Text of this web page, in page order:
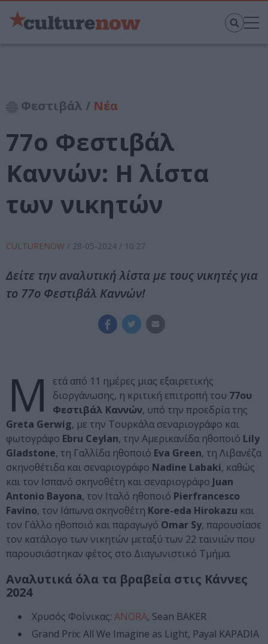
Φεστιβάλ / Νέα
77ο Φεστιβάλ
Καννών: Η λίστα
των νικητών
CULTURENOW / 28-05-2024 / 10:27
Δείτε την αναλυτική λίστα με τους νικητές για
το 77ο Φεστιβάλ Καννών!
Μ
ετά από 11 ημέρες μιας εξαιρετικής
διοργάνωσης, η κριτική επιτροπή του 77ου
Φεστιβάλ Καννών, υπό την προεδρία της
Greta Gerwig, με την Τουρκάλα σεναριογράφο και
φωτογράφο Ebru Ceylan, την Αμερικανίδα ηθοποιό Lily
Gladstone, τη Γαλλίδα ηθοποιό Eva Green, τη Λιβανέζα
σκηνοθέτιδα και σεναριογράφο Nadine Labaki, καθώς
και τον Ισπανό σκηνοθέτη και σεναριογράφο Juan
Antonio Bayona, τον Ιταλό ηθοποιό Pierfrancesco
Favino, τον Ιάπωνα σκηνοθέτη Kore-eda Hirokazu και
τον Γάλλο ηθοποιό και παραγωγό Omar Sy, παρουσίασε
τον κατάλογο των νικητών μεταξύ των 22 ταινιών που
παρουσιάστηκαν φέτος στο Διαγωνιστικό Τμήμα.
Αναλυτικά όλα τα βραβεία στις Κάννες
2024
Χρυσός Φοίνικας: ANORA, Sean BAKER
Grand Prix: All We Imagine as Light, Payal KAPADIA